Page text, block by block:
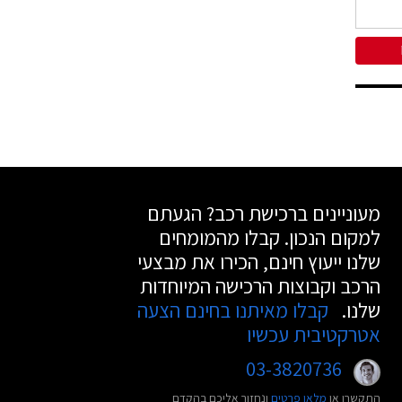
מעוניינים ברכישת רכב? הגעתם
למקום הנכון. קבלו מהמומחים
שלנו ייעוץ חינם, הכירו את מבצעי
הרכב וקבוצות הרכישה המיוחדות
שלנו. קבלו מאיתנו בחינם הצעה
אטרקטיבית עכשיו
03-3820736
התקשרו או מלאו פרטים ונחזור אליכם בהקדם